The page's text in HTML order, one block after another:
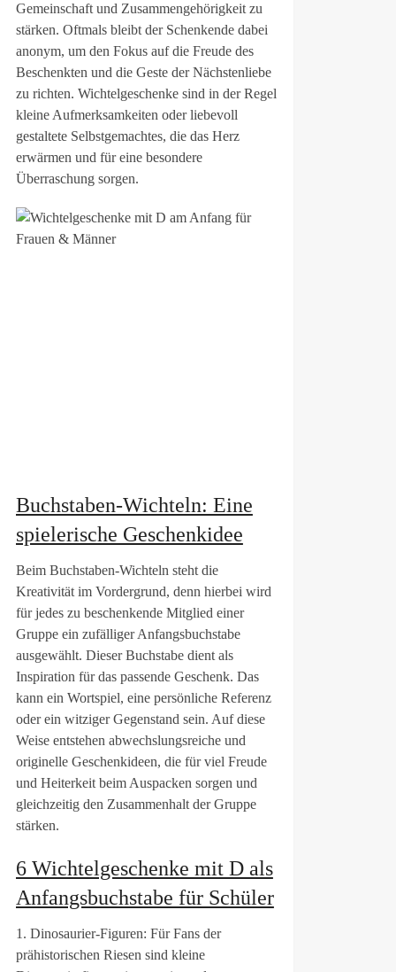
Gemeinschaft und Zusammengehörigkeit zu
stärken. Oftmals bleibt der Schenkende dabei
anonym, um den Fokus auf die Freude des
Beschenkten und die Geste der Nächstenliebe
zu richten. Wichtelgeschenke sind in der Regel
kleine Aufmerksamkeiten oder liebevoll
gestaltete Selbstgemachtes, die das Herz
erwärmen und für eine besondere
Überraschung sorgen.
Buchstaben-Wichteln: Eine
spielerische Geschenkidee
Beim Buchstaben-Wichteln steht die
Kreativität im Vordergrund, denn hierbei wird
für jedes zu beschenkende Mitglied einer
Gruppe ein zufälliger Anfangsbuchstabe
ausgewählt. Dieser Buchstabe dient als
Inspiration für das passende Geschenk. Das
kann ein Wortspiel, eine persönliche Referenz
oder ein witziger Gegenstand sein. Auf diese
Weise entstehen abwechslungsreiche und
originelle Geschenkideen, die für viel Freude
und Heiterkeit beim Auspacken sorgen und
gleichzeitig den Zusammenhalt der Gruppe
stärken.
6 Wichtelgeschenke mit D als
Anfangsbuchstabe für Schüler
1. Dinosaurier-Figuren: Für Fans der
prähistorischen Riesen sind kleine